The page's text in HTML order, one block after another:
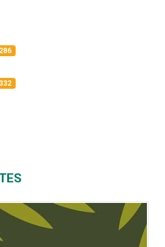
286